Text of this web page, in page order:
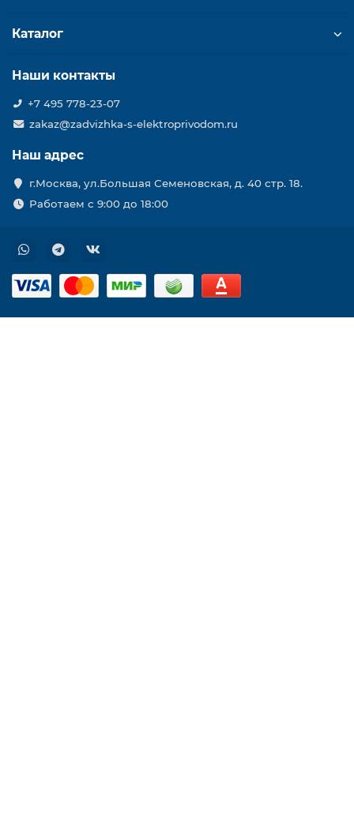
Каталог
Наши контакты
+7 495 778-23-07
zakaz@zadvizhka-s-elektroprivodom.ru
Наш адрес
г.Москва, ул.Большая Семеновская, д. 40 стр. 18.
Работаем с 9:00 до 18:00